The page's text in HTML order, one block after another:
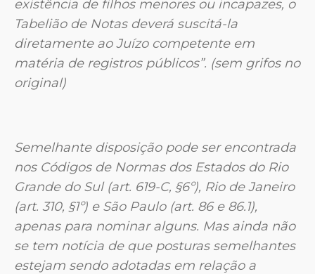
existência de filhos menores ou incapazes, o
Tabelião de Notas deverá suscitá-la
diretamente ao Juízo competente em
matéria de registros públicos”. (sem grifos no
original)
Semelhante disposição pode ser encontrada
nos Códigos de Normas dos Estados do Rio
Grande do Sul (art. 619-C, §6º), Rio de Janeiro
(art. 310, §1º) e São Paulo (art. 86 e 86.1),
apenas para nominar alguns. Mas ainda não
se tem notícia de que posturas semelhantes
estejam sendo adotadas em relação a